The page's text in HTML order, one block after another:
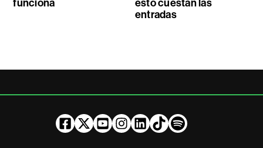
funciona
esto cuestan las
entradas